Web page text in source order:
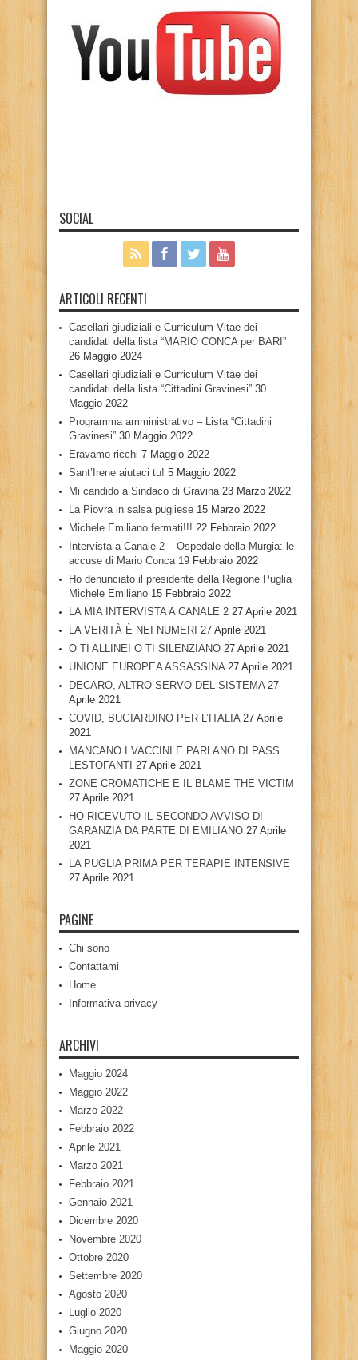
SOCIAL
ARTICOLI RECENTI
Casellari giudiziali e Curriculum Vitae dei
candidati della lista “MARIO CONCA per BARI”
26 Maggio 2024
Casellari giudiziali e Curriculum Vitae dei
candidati della lista “Cittadini Gravinesi” 30
Maggio 2022
Programma amministrativo – Lista “Cittadini
Gravinesi” 30 Maggio 2022
Eravamo ricchi 7 Maggio 2022
Sant’Irene aiutaci tu! 5 Maggio 2022
Mi candido a Sindaco di Gravina 23 Marzo 2022
La Piovra in salsa pugliese 15 Marzo 2022
Michele Emiliano fermati!!! 22 Febbraio 2022
Intervista a Canale 2 – Ospedale della Murgia: le
accuse di Mario Conca 19 Febbraio 2022
Ho denunciato il presidente della Regione Puglia
Michele Emiliano 15 Febbraio 2022
LA MIA INTERVISTA A CANALE 2 27 Aprile 2021
LA VERITÀ È NEI NUMERI 27 Aprile 2021
O TI ALLINEI O TI SILENZIANO 27 Aprile 2021
UNIONE EUROPEA ASSASSINA 27 Aprile 2021
DECARO, ALTRO SERVO DEL SISTEMA 27
Aprile 2021
COVID, BUGIARDINO PER L’ITALIA 27 Aprile
2021
MANCANO I VACCINI E PARLANO DI PASS…
LESTOFANTI 27 Aprile 2021
ZONE CROMATICHE E IL BLAME THE VICTIM
27 Aprile 2021
HO RICEVUTO IL SECONDO AVVISO DI
GARANZIA DA PARTE DI EMILIANO 27 Aprile
2021
LA PUGLIA PRIMA PER TERAPIE INTENSIVE
27 Aprile 2021
PAGINE
Chi sono
Contattami
Home
Informativa privacy
ARCHIVI
Maggio 2024
Maggio 2022
Marzo 2022
Febbraio 2022
Aprile 2021
Marzo 2021
Febbraio 2021
Gennaio 2021
Dicembre 2020
Novembre 2020
Ottobre 2020
Settembre 2020
Agosto 2020
Luglio 2020
Giugno 2020
Maggio 2020